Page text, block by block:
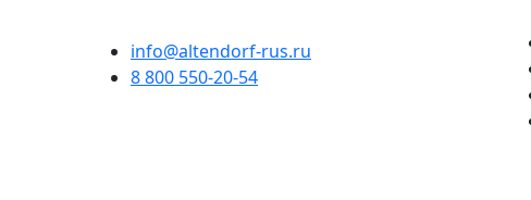
info@altendorf-rus.ru
8 800 550-20-54